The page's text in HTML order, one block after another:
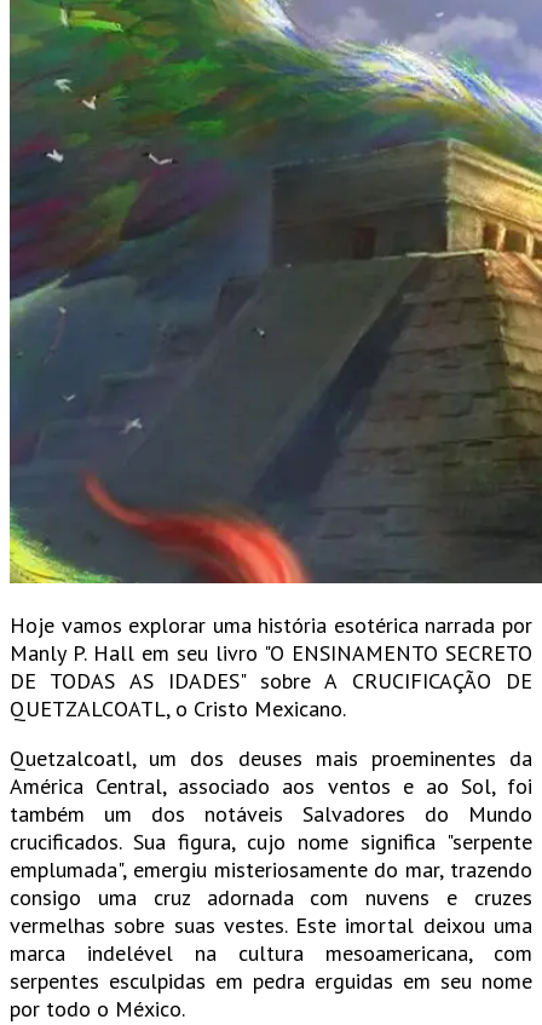
Hoje vamos explorar uma história esotérica narrada por
Manly P. Hall em seu livro "O ENSINAMENTO SECRETO
DE TODAS AS IDADES" sobre A CRUCIFICAÇÃO DE
QUETZALCOATL, o Cristo Mexicano.
Quetzalcoatl, um dos deuses mais proeminentes da
América Central, associado aos ventos e ao Sol, foi
também um dos notáveis Salvadores do Mundo
crucificados. Sua figura, cujo nome significa "serpente
emplumada", emergiu misteriosamente do mar, trazendo
consigo uma cruz adornada com nuvens e cruzes
vermelhas sobre suas vestes. Este imortal deixou uma
marca indelével na cultura mesoamericana, com
serpentes esculpidas em pedra erguidas em seu nome
por todo o México.